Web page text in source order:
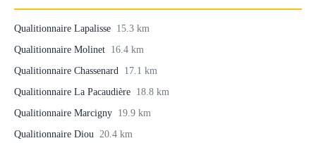
Qualitionnaire Lapalisse 15.3 km
Qualitionnaire Molinet 16.4 km
Qualitionnaire Chassenard 17.1 km
Qualitionnaire La Pacaudière 18.8 km
Qualitionnaire Marcigny 19.9 km
Qualitionnaire Diou 20.4 km